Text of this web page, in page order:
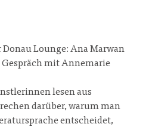
Donau Lounge: Ana Marwan
Gespräch mit Annemarie
lesen aus
darüber, warum man
entscheidet,